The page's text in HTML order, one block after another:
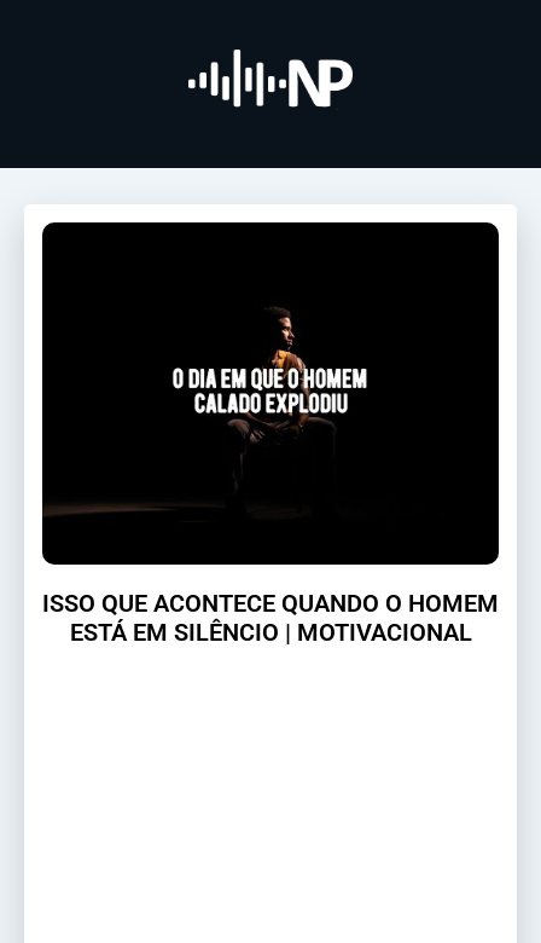
ISSO QUE ACONTECE QUANDO O HOMEM
ESTÁ EM SILÊNCIO | MOTIVACIONAL